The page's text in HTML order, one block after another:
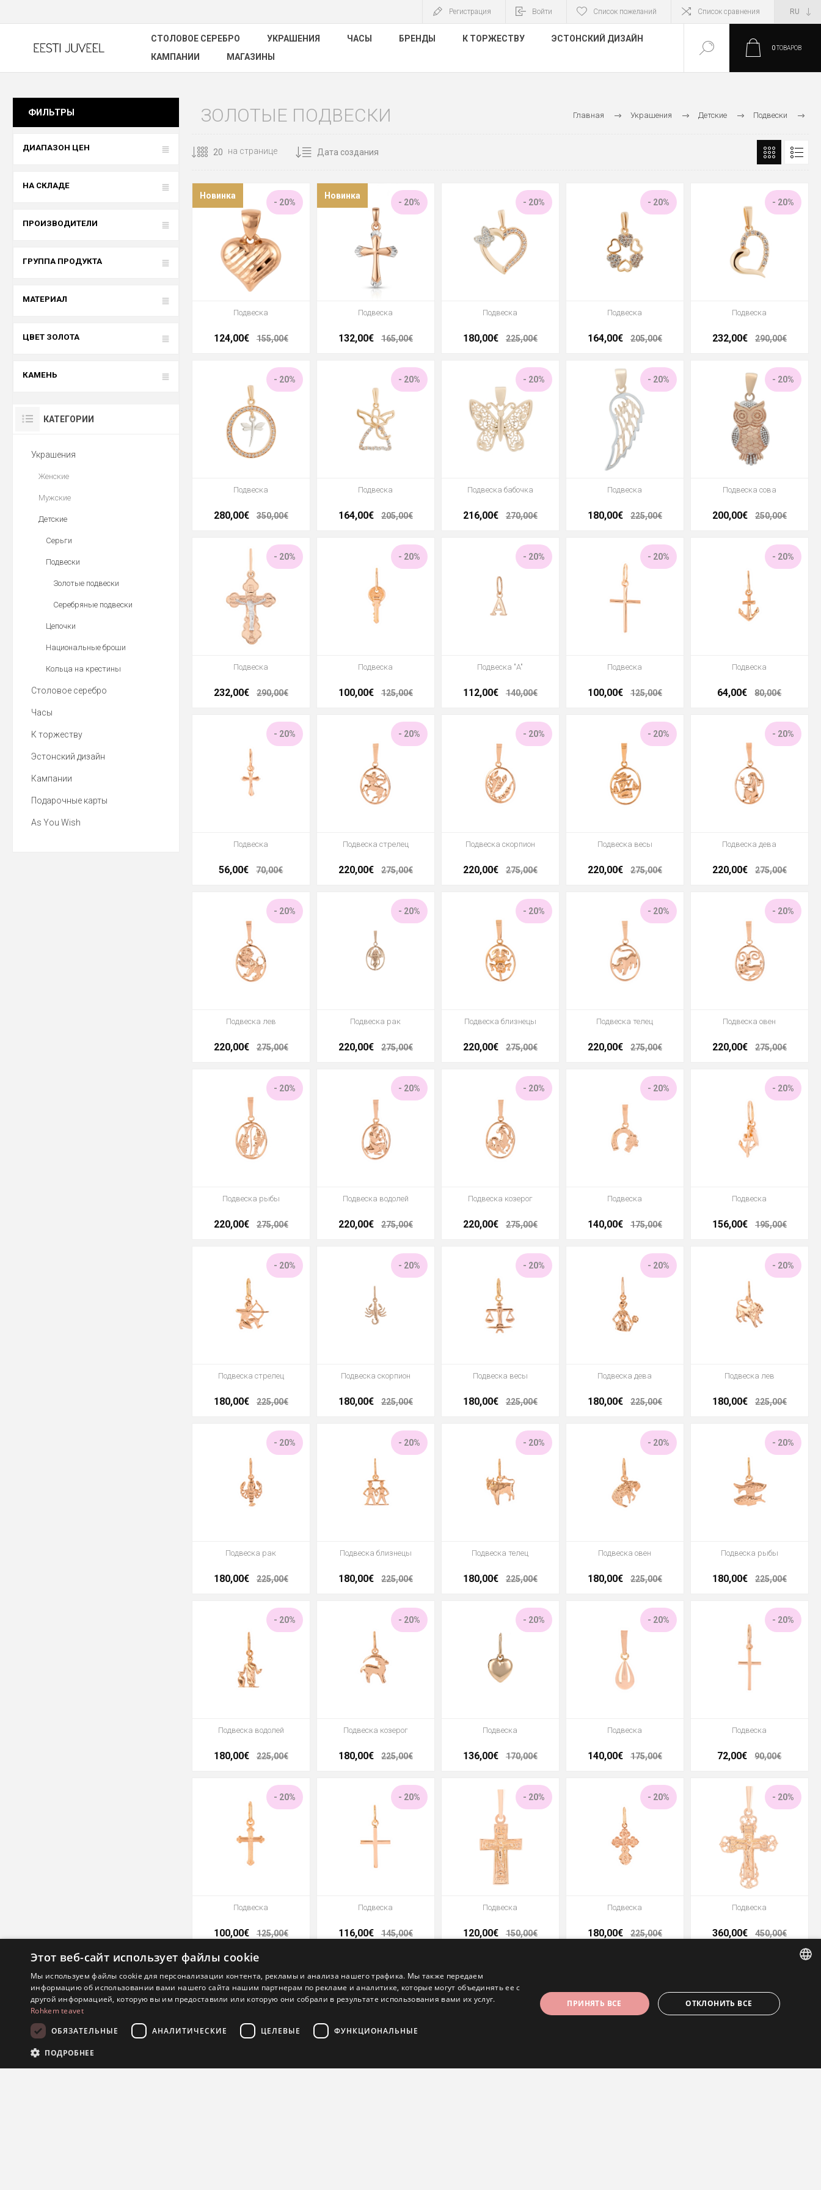
Регистрация Войти Список пожеланий Список сравнения
СТОЛОВОЕ СЕРЕБРО УКРАШЕНИЯ ЧАСЫ БРЕНДЫ К ТОРЖЕСТВУ
ЭСТОНСКИЙ ДИЗАЙН
КАМПАНИИ
МАГАЗИНЫ
0ТОВАРОВ
Главная Украшения Детские Подвески
ЗОЛОТЫЕ ПОДВЕСКИ
на странице
- 20%
Новинка
Подвеска
124,00€ 155,00€
- 20%
Новинка
Подвеска
132,00€ 165,00€
- 20%
Подвеска
180,00€ 225,00€
- 20%
Подвеска
164,00€ 205,00€
- 20%
Подвеска
232,00€ 290,00€
- 20%
Подвеска
280,00€ 350,00€
- 20%
Подвеска
164,00€ 205,00€
- 20%
Подвеска бабочка
216,00€ 270,00€
- 20%
Подвеска
180,00€ 225,00€
- 20%
Подвеска сова
200,00€ 250,00€
- 20%
Подвеска
232,00€ 290,00€
- 20%
Подвеска
100,00€ 125,00€
- 20%
Подвеска "A"
112,00€ 140,00€
- 20%
Подвеска
100,00€ 125,00€
- 20%
Подвеска
64,00€ 80,00€
- 20%
Подвеска
56,00€ 70,00€
- 20%
Подвеска стрелец
220,00€ 275,00€
- 20%
Подвеска скорпион
220,00€ 275,00€
- 20%
Подвеска весы
220,00€ 275,00€
- 20%
Подвеска дева
220,00€ 275,00€
- 20%
Подвеска лев
220,00€ 275,00€
- 20%
Подвеска рак
220,00€ 275,00€
- 20%
Подвеска близнецы
220,00€ 275,00€
- 20%
Подвеска телец
220,00€ 275,00€
- 20%
Подвеска овен
220,00€ 275,00€
- 20%
Подвеска рыбы
220,00€ 275,00€
- 20%
Подвеска водолей
220,00€ 275,00€
- 20%
Подвеска козерог
220,00€ 275,00€
- 20%
Подвеска
140,00€ 175,00€
- 20%
Подвеска
156,00€ 195,00€
- 20%
Подвеска стрелец
180,00€ 225,00€
- 20%
Подвеска скорпион
180,00€ 225,00€
- 20%
Подвеска весы
180,00€ 225,00€
- 20%
Подвеска дева
180,00€ 225,00€
- 20%
Подвеска лев
180,00€ 225,00€
- 20%
Подвеска рак
180,00€ 225,00€
- 20%
Подвеска близнецы
180,00€ 225,00€
- 20%
Подвеска телец
180,00€ 225,00€
- 20%
Подвеска овен
180,00€ 225,00€
- 20%
Подвеска рыбы
180,00€ 225,00€
- 20%
Подвеска водолей
180,00€ 225,00€
- 20%
Подвеска козерог
180,00€ 225,00€
- 20%
Подвеска
136,00€ 170,00€
- 20%
Подвеска
140,00€ 175,00€
- 20%
Подвеска
72,00€ 90,00€
- 20%
Подвеска
100,00€ 125,00€
- 20%
Подвеска
116,00€ 145,00€
- 20%
Подвеска
120,00€ 150,00€
- 20%
Подвеска
180,00€ 225,00€
- 20%
Подвеска
360,00€ 450,00€
- 20% - 20%
ФИЛЬТРЫ
ДИАПАЗОН ЦЕН
НА СКЛАДЕ
ПРОИЗВОДИТЕЛИ
ГРУППА ПРОДУКТА
МАТЕРИАЛ
ЦВЕТ ЗОЛОТА
КАМЕНЬ
КАТЕГОРИИ
Украшения
Женские
Мужские
Детские
Серьги
Подвески
Золотые подвески
Cеребряные подвески
Цепочки
Национальные броши
Кольца на крестины
Столовое серебро
Часы
К торжеству
Эстонский дизайн
Кампании
Подарочные карты
As You Wish
ENGLISH
Этот веб-сайт использует файлы cookie
Мы используем файлы cookie для персонализации контента, рекламы и анализа нашего трафика. Мы также передаем
информацию об использовании вами нашего сайта нашим партнерам по рекламе и аналитике, которые могут объединять ее с
другой информацией, которую вы им предоставили или которую они собрали в результате использования вами их услуг.
Rohkem teavet
ОБЯЗАТЕЛЬНЫЕ
АНАЛИТИЧЕСКИЕ ЦЕЛЕВЫЕ ФУНКЦИОНАЛЬНЫЕ
ПОДРОБНЕЕ
ПРИНЯТЬ ВСЕ ОТКЛОНИТЬ ВСЕ